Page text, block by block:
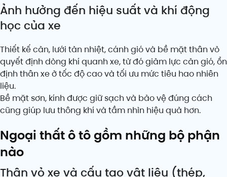
Ảnh hưởng đến hiệu suất và khí động
học của xe
Thiết kế cản, lưới tản nhiệt, cánh gió và bề mặt thân vỏ
quyết định dòng khí quanh xe, từ đó giảm lực cản gió, ổn
định thân xe ở tốc độ cao và tối ưu mức tiêu hao nhiên
liệu.
Bề mặt sơn, kính được giữ sạch và bảo vệ đúng cách
cũng giúp lưu thông khí và tầm nhìn hiệu quả hơn.
Ngoại thất ô tô gồm những bộ phận
nào
Thân vỏ xe và cấu tạo vật liệu (thép,